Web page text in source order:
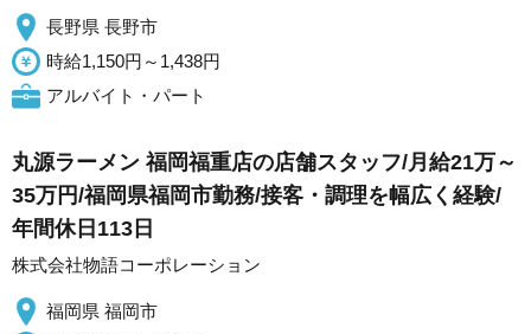
長野県 長野市
時給1,150円～1,438円
アルバイト・パート
丸源ラーメン 福岡福重店の店舗スタッフ/月給21万～
35万円/福岡県福岡市勤務/接客・調理を幅広く経験/
年間休日113日
株式会社物語コーポレーション
福岡県 福岡市